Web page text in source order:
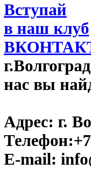
Вступай
в наш клуб
г.Волгоград
нас вы
Адрес: г.
Телефон:
E-mail: